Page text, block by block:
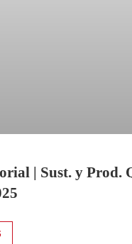
| Sust. y Prod.